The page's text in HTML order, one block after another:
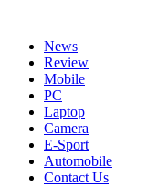
contentNews
Review
Mobile
PC
Laptop
Camera
E-Sport
Automobile
Contact Us